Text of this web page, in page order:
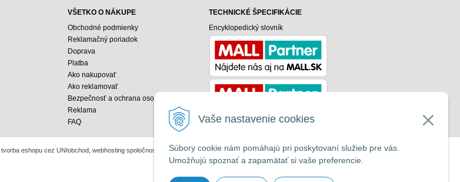
Vaše nastavenie cookies
Súbory cookie nám pomáhajú pri poskytovaní služieb pre vás.
Umožňujú spoznať a zapamätať si vaše preferencie.
VŠETKO O NÁKUPE
Obchodné podmienky
Reklamačný poriadok
Doprava
Platba
Ako nakupovať
Ako reklamovať
Bezpečnosť a ochrana osobných údajov
Reklama
FAQ
TECHNICKÉ ŠPECIFIKÁCIE
Encyklopedický slovník
tvorba eshopu cez UNIobchod webhosting spoločnosti WEBYGROUP